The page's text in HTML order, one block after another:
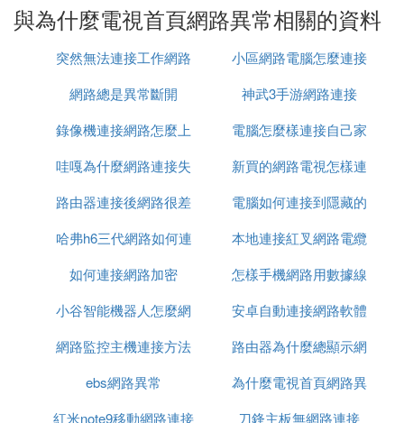
4. 電視中心網路連接異常怎麼辦
原因：電視的電視DNS出現問題造成的。
5. 為什麼電視機顯示無網路
電視機顯示無網路可能有多種原因，以下是一些常見
的原因纖扒：
1. 網路連接故障：如果您的電視機連接的是無線網
，可能是因為路由器或電視機的無線網路連接出現
2. 網路設置錯誤：如果您的電視機連接的是有線網
路，可能是因裂豎納為網路設置出現了錯誤，例如IP
3. 網路信號不穩定：如果您的電視機連接的是無線網
路，可能是因為網路信號不穩定，導致無法連接網
4. 網路服務故障：如果您的電視機連接的是有線或無
與為什麼電視首頁網路異常相關的資料
突然無法連接工作網路
小區網路電腦怎麼連接
路由器
網路總是異常斷開
神武3手游網路連接
錄像機連接網路怎麼上
網
電腦怎麼樣連接自己家
的網路
哇嘎為什麼網路連接失
敗
新買的網路電視怎樣連
接網路
路由器連接後網路很差
電腦如何連接到隱藏的
網路
哈弗h6三代網路如何連
接
本地連接紅叉網路電纜
被拔出
如何連接網路加密
怎樣手機網路用數據線
連接給電腦
小谷智能機器人怎麼網
路連接
安卓自動連接網路軟體
網路監控主機連接方法
路由器為什麼總顯示網
路異常
ebs網路異常
為什麼電視首頁網路異
常
紅米note9移動網路連接
刀鋒主板無網路連接